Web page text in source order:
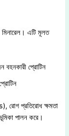
এটি মূলত
বহনকারী প্রোটিন
রোগ প্রতিরোধ ক্ষমতা
পালন করে।